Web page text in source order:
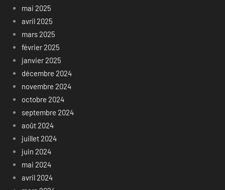
mai 2025
avril 2025
mars 2025
février 2025
janvier 2025
décembre 2024
novembre 2024
octobre 2024
septembre 2024
août 2024
juillet 2024
juin 2024
mai 2024
avril 2024